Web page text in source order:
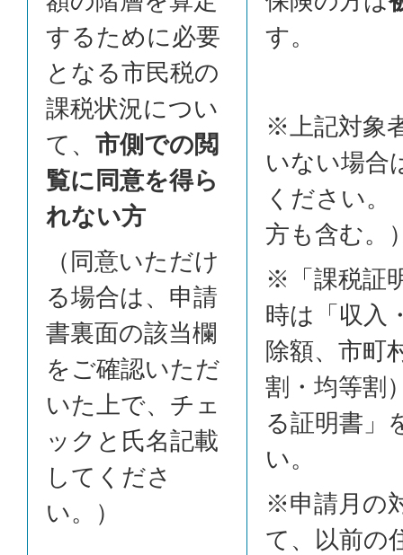
するために必要
となる市民税の
課税状況につい
て、 市側での閲
覧に同意を得ら
れない方
（同意いただけ
る場合は、申請
書裏面の該当欄
をご確認いただ
いた上で、チェ
ックと氏名記載
してくださ
い。）
す。
※上記対象
いない場合
ください。
方も含む。
※「課税証
時は「収入
除額、市町
割・均等割
る証明書」
い。
※申請月の
て、以前の